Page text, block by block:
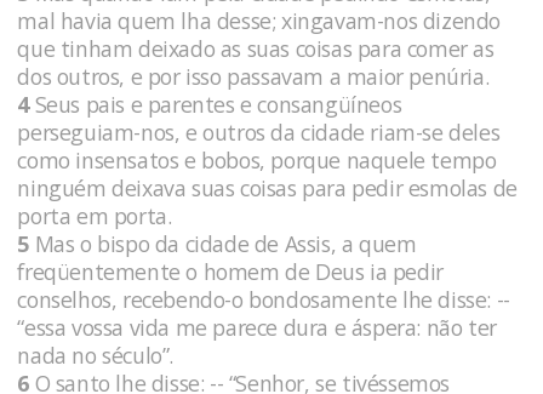
mal havia quem lha desse; xingavam-nos dizendo
que tinham deixado as suas coisas para comer as
dos outros, e por isso passavam a maior penúria.
4Seus pais e parentes e consangüíneos
perseguiam-nos, e outros da cidade riam-se deles
como insensatos e bobos, porque naquele tempo
ninguém deixava suas coisas para pedir esmolas de
porta em porta.
5 Mas o bispo da cidade de Assis, a quem
freqüentemente o homem de Deus ia pedir
conselhos, recebendo-o bondosamente lhe disse: --
“essa vossa vida me parece dura e áspera: não ter
nada no século”.
6 O santo lhe disse: -- “Senhor, se tivéssemos